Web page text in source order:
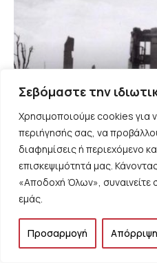
Σεβόμαστε την
Χρησιμοποιούμε cookies για
περιήγησής σας, να
διαφημίσεις ή περιεχόμενο
επισκεψιμότητά μας.
«Αποδοχή Όλων»,
εμάς.
Προσαρμογή
ΑΝΑΚΟΙΝΩΣΕΙΣ
81 χρόνια από τις
Χιροσίμα και